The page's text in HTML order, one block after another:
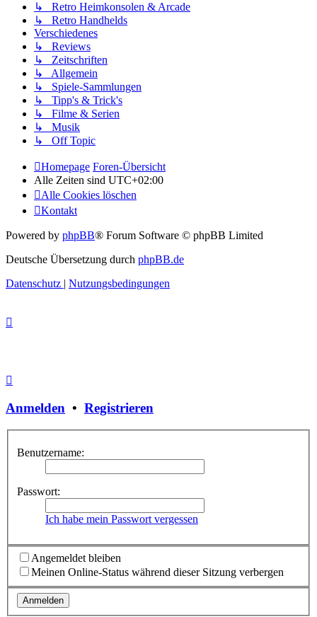
↳ Retro Heimkonsolen & Arcade
↳ Retro Handhelds
Verschiedenes
↳ Reviews
↳ Zeitschriften
↳ Allgemein
↳ Spiele-Sammlungen
↳ Tipp's & Trick's
↳ Filme & Serien
↳ Musik
↳ Off Topic
Homepage Foren-Übersicht
Alle Zeiten sind UTC+02:00
Alle Cookies löschen
Kontakt
Powered by phpBB® Forum Software © phpBB Limited
Deutsche Übersetzung durch phpBB.de
Datenschutz | Nutzungsbedingungen
Anmelden • Registrieren
Benutzername:
Passwort:
Ich habe mein Passwort vergessen
Angemeldet bleiben
Meinen Online-Status während dieser Sitzung verbergen